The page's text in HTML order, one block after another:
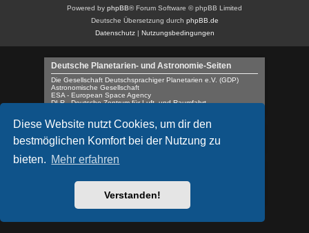
Diese Website nutzt Cookies, um dir den
bestmöglichen Komfort bei der Nutzung zu
bieten. Mehr erfahren
Verstanden!
Powered by phpBB® Forum Software © phpBB Limited
Deutsche Übersetzung durch phpBB.de
Datenschutz| Nutzungsbedingungen
Deutsche Planetarien- und Astronomie-Seiten
Die Gesellschaft Deutschsprachiger Planetarien e.V. (GDP)
Astronomische Gesellschaft
ESA - European Space Agency
DLR - Deutsche Zentrum für Luft- und Raumfahrt
Planetarium 100
IPS - International Planetarium Society
Worldwide Planetariums Database
NASA - National Aeronautics and Space Administration